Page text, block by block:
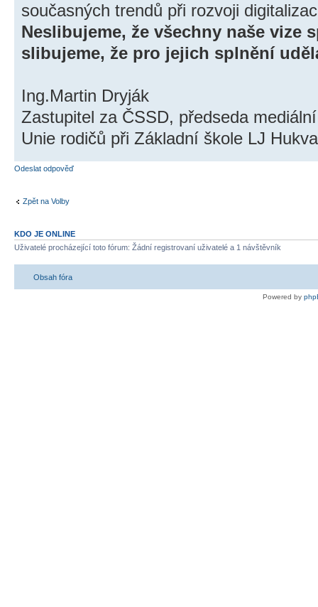
současných trendů při rozvoji
Neslibujeme, že všechny naše vize
slibujeme, že pro jejich splnění
Ing.Martin Dryják
Zastupitel za ČSSD, předseda
Unie rodičů při Základní škole LJ
Odeslat odpověď
Zpět na Volby
KDO JE ONLINE
Uživatelé procházející toto fórum: Žádní registrovaní uživatelé a 1 návštěvník
Obsah fóra
Powered by